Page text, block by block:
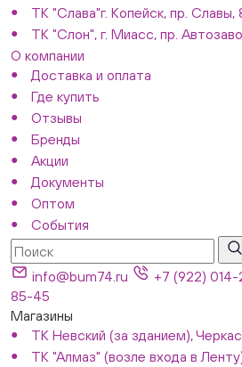
ТК "Слава"г. Копейск, пр. Славы,
ТК "Слон", г. Миасс, пр.
О компании
Доставка и оплата
Где купить
Отзывы
Бренды
Акции
Документы
Оптом
События
info@bum74.ru +7 (922)
85-45
Магазины
ТК Невский (за зданием),
ТК "Алмаз" (возле входа в